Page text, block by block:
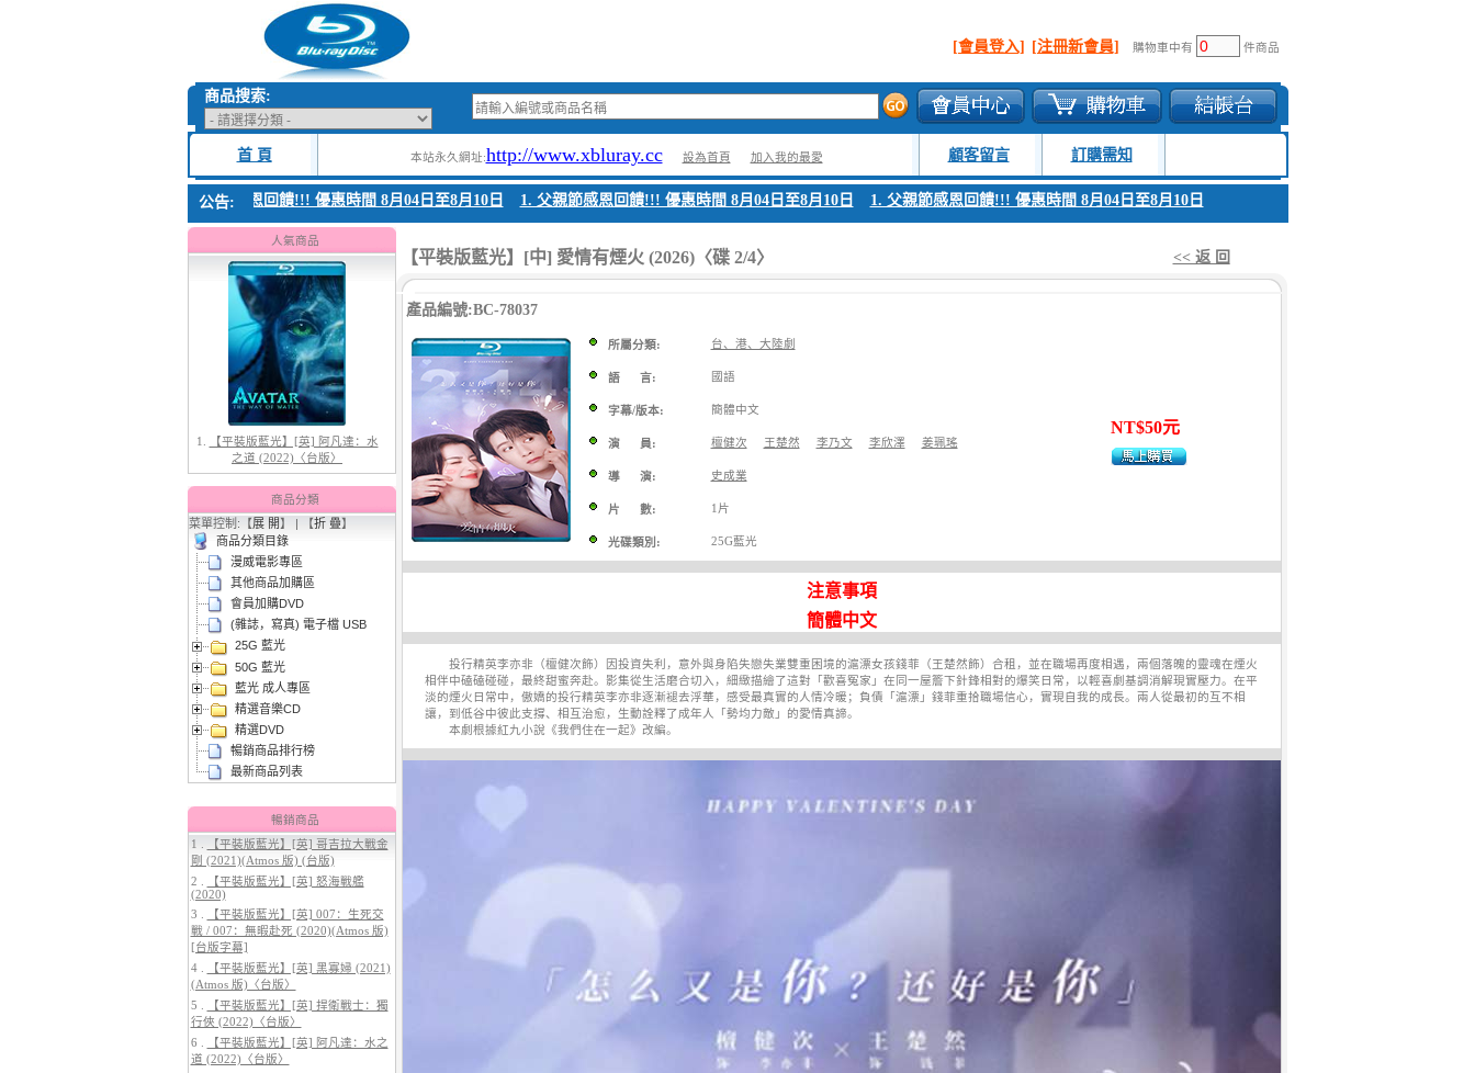
[會員登入] [注冊新會員] 購物車中有 件商品
商品搜索:
首 頁 本站永久網址:http://www.xbluray.cc 設為首頁 加入我的最愛 顧客留言 訂購需知
公告:
1. 父親節感恩回饋!!! 優惠時間 8月04日至8月10日 1. 父親節感恩回饋!!! 優惠時間 8月04日至8月10日 1. 父親節感恩回饋!!! 優惠時間 8月04日至8月10日
人氣商品
1.【平裝版藍光】[英] 阿凡達：水
之道 (2022)〈台版〉
(2026)[台版字幕]
3. 【平裝版藍光】[英] 曼達洛人與
古古 (2026)[台版字幕]
4.【平裝版藍光】[英] 穿著PRADA
的惡魔 2 (2026)[台版字幕]
商品分類
菜單控制:【展 開】 | 【折 疊】
商品分類目錄
漫威電影專區
其他商品加購區
會員加購DVD
(雜誌，寫真) 電子檔 USB
25G 藍光
50G 藍光
藍光 成人專區
精選音樂CD
精選DVD
暢銷商品排行榜
最新商品列表
暢銷商品
1 .
【平裝版藍光】[英] 哥吉拉大戰金
剛 (2021)(Atmos 版) (台版)
2 .
【平裝版藍光】[英] 怒海戰艦
(2020)
3 .
【平裝版藍光】[英] 007：生死交
戰 / 007：無暇赴死 (2020)(Atmos 版)
[台版字幕]
4 .
【平裝版藍光】[英] 黑寡婦 (2021)
(Atmos 版)〈台版〉
5 .
【平裝版藍光】[英] 捍衛戰士：獨
行俠 (2022)〈台版〉
6 .
【平裝版藍光】[英] 阿凡達：水之
道 (2022)〈台版〉
【平裝版藍光】[中] 愛情有煙火 (2026)〈碟 2/4〉 << 返 回
產品編號:BC-78037
所屬分類: 台、港、大陸劇
語 言: 國語
字幕/版本: 簡體中文
演 員: 檀健次 王楚然 李乃文 李欣澤 姜珮瑤
導 演: 史成業
片 數: 1片
光碟類別: 25G藍光
NT$50元
注意事項
簡體中文
投行精英李亦非（檀健次飾）因投資失利，意外與身陷失戀失業雙重困境的滬漂女孩錢菲（王楚然飾）合租，並在職場再度相遇，兩個落魄的靈魂在煙火
相伴中磕磕碰碰，最終甜蜜奔赴。影集從生活磨合切入，細緻描繪了這對「歡喜冤家」在同一屋簷下針鋒相對的爆笑日常，以輕喜劇基調消解現實壓力。在平
淡的煙火日常中，傲嬌的投行精英李亦非逐漸褪去浮華，感受最真實的人情冷暖；負債「滬漂」錢菲重拾職場信心，實現自我的成長。兩人從最初的互不相
讓，到低谷中彼此支撐、相互治愈，生動詮釋了成年人「勢均力敵」的愛情真諦。
本劇根據紅九小說《我們住在一起》改編。